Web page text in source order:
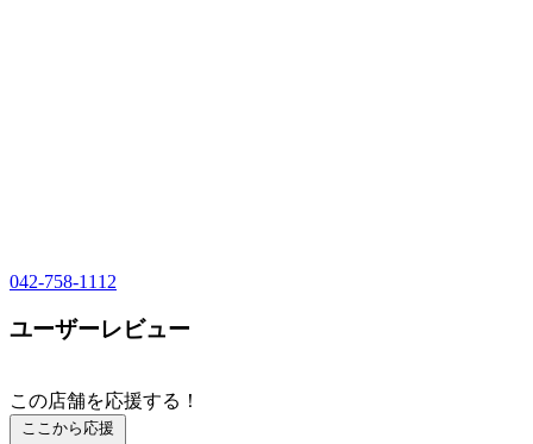
042-758-1112
ユーザーレビュー
この店舗を応援する！
ここから応援